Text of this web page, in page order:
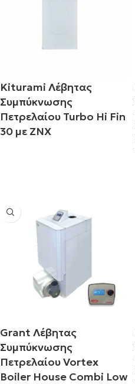
Kiturami Λέβητας
Συμπύκνωσης
Πετρελαίου Turbo Hi Fin
30 με ΖΝΧ
Grant Λέβητας
Συμπύκνωσης
Πετρελαίου Vortex
Boiler House Combi Low